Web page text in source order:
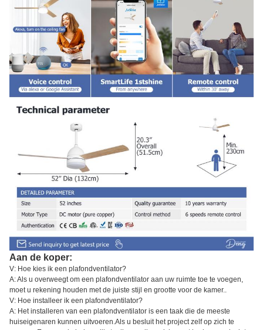
Aan de koper:
V: Hoe kies ik een plafondventilator?
A: Als u overweegt om een plafondventilator aan uw ruimte toe te voegen,
moet u rekening houden met de juiste stijl en grootte voor de kamer..
V: Hoe installeer ik een plafondventilator?
A: Het installeren van een plafondventilator is een taak die de meeste
huiseigenaren kunnen uitvoeren.Als u besluit het project zelf op zich te